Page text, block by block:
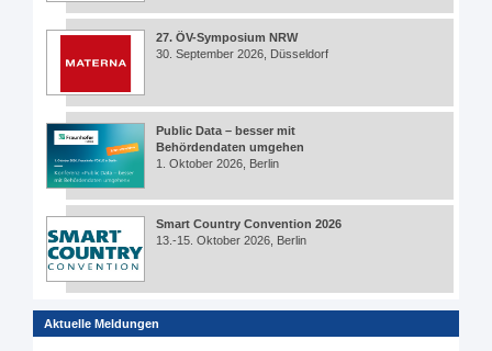
27. ÖV-Symposium NRW
30. September 2026, Düsseldorf
Public Data – besser mit
Behördendaten umgehen
1. Oktober 2026, Berlin
Smart Country Convention 2026
13.-15. Oktober 2026, Berlin
Aktuelle Meldungen